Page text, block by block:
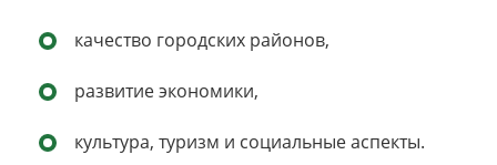
качество городских районов,
развитие экономики,
культура, туризм и социальные аспекты.